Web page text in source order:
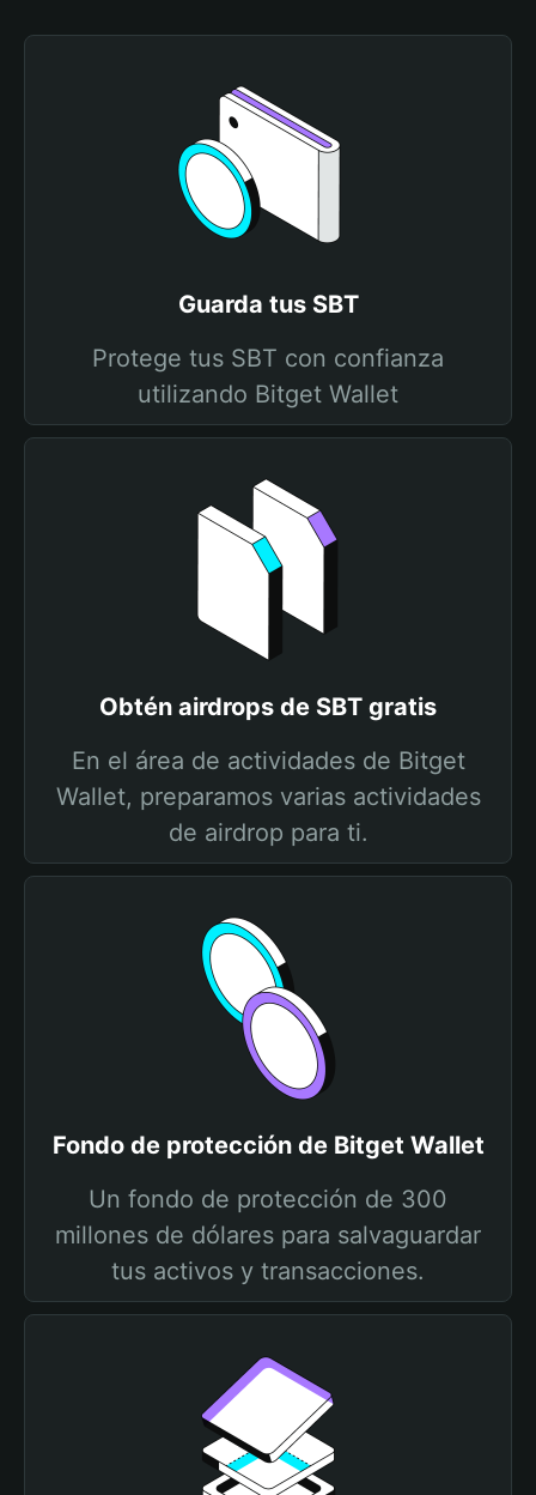
Guarda tus SBT
Protege tus SBT con confianza
utilizando Bitget Wallet
Obtén airdrops de SBT gratis
En el área de actividades de Bitget
Wallet, preparamos varias actividades
de airdrop para ti.
Fondo de protección de Bitget Wallet
Un fondo de protección de 300
millones de dólares para salvaguardar
tus activos y transacciones.